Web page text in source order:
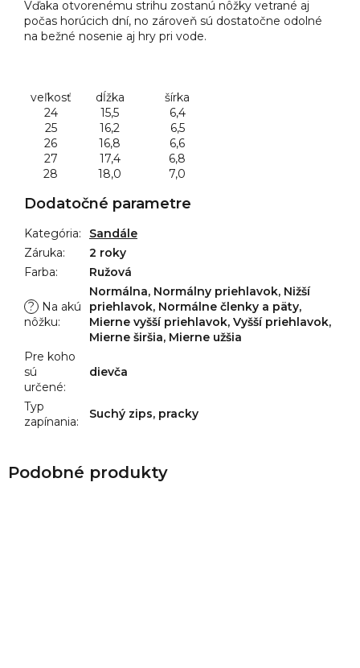
Vďaka otvorenému strihu zostanú nôžky vetrané aj
počas horúcich dní, no zároveň sú dostatočne odolné
na bežné nosenie aj hry pri vode.
veľkosť dĺžka
šírka
24
15,5
6,4
25
16,2
6,5
26
16,8
6,6
27
17,4
6,8
28
18,0 7,0
Dodatočné parametre
Kategória:
Sandále
Záruka:
2 roky
Farba: Ružová
?
Na akú
nôžku:
Normálna, Normálny priehlavok, Nižší
priehlavok, Normálne členky a päty,
Mierne vyšší priehlavok, Vyšší priehlavok,
Mierne širšia, Mierne užšia
Pre koho
sú
určené:
dievča
Typ
zapínania:
Suchý zips, pracky